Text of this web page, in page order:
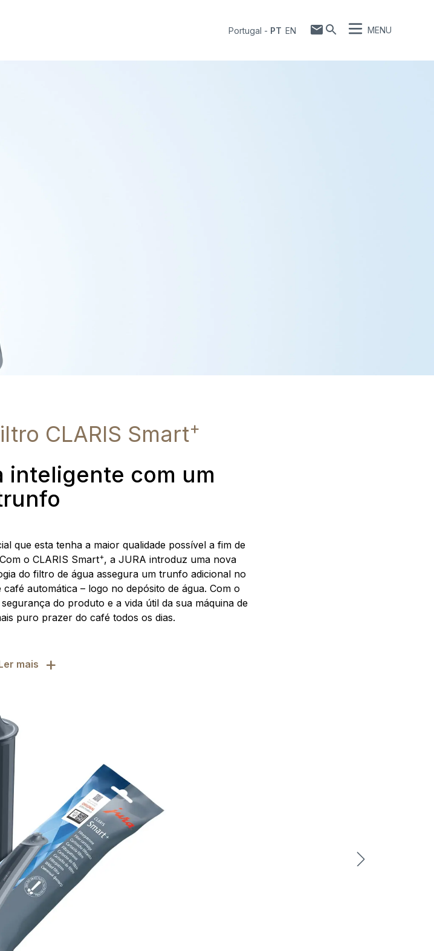
Portugal - PT EN MENU
CLARIS Smart+
inteligente com um
que esta tenha a maior qualidade possível a fim de
o CLARIS Smart+, a JURA introduz uma nova
do filtro de água assegura um trunfo adicional no
automática – logo no depósito de água. Com o
do produto e a vida útil da sua máquina de
puro prazer do café todos os dias.
mais +